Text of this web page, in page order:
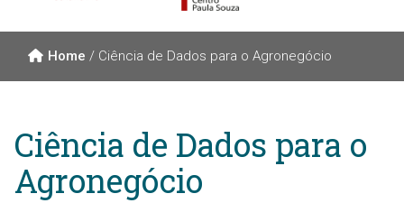
Home / Ciência de Dados para o Agronegócio
Ciência de Dados para o
Agronegócio